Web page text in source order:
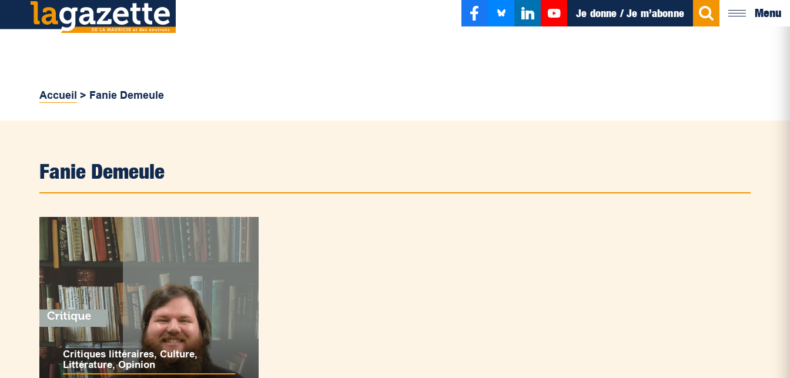
Je donne / Je m’abonne Menu
Accueil > Fanie Demeule
Fanie Demeule
Critiques littéraires,Culture,
Littérature,Opinion